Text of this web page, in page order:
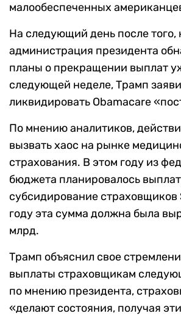
малообеспеченных
На следующий день после того,
администрация президента
планы о прекращении выплат
следующей неделе, Трамп
ликвидировать Obamacare
По мнению аналитиков,
вызвать хаос на рынке
страхования. В этом году из
бюджета планировалось
субсидирование страховщиков
году эта сумма должна была
млрд.
Трамп объяснил свое
выплаты страховщикам
по мнению президента,
«делают состояния, получая